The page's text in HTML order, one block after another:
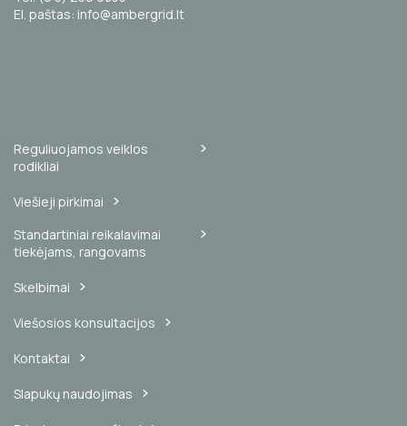
El. paštas: info@ambergrid.lt
Reguliuojamos veiklos
rodikliai
Viešieji pirkimai
Standartiniai reikalavimai
tiekėjams, rangovams
Skelbimai
Viešosios konsultacijos
Kontaktai
Slapukų naudojimas